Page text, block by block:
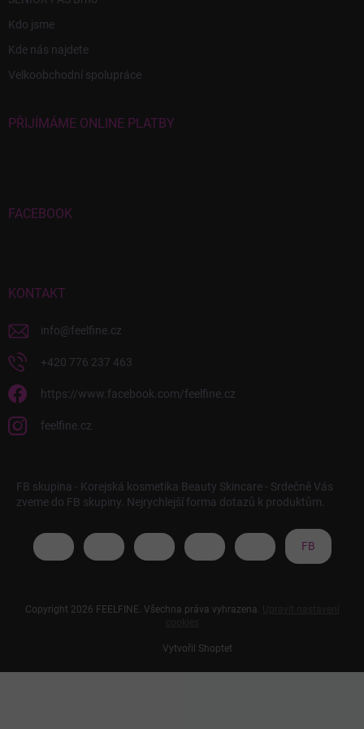
Kdo jsme
Kde nás najdete
Velkoobchodní spolupráce
PŘIJÍMÁME ONLINE PLATBY
FACEBOOK
KONTAKT
info@feelfine.cz
+420 776 237 463
https://www.facebook.com/feelfine.cz
feelfine.cz
FB skupina - Korejská kosmetika Beauty Skincare - Srdečně Vás
zveme do FB skupiny. Nejrychlejší forma dotazů k produktům.
FB
Vytvořil Shoptet
Copyright 2026 FEELFINE. Všechna práva vyhrazena.